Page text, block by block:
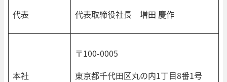
代表 代表取締役社長 増田 慶作
本社
〒100-0005
東京都千代田区丸の内1丁目8番1号